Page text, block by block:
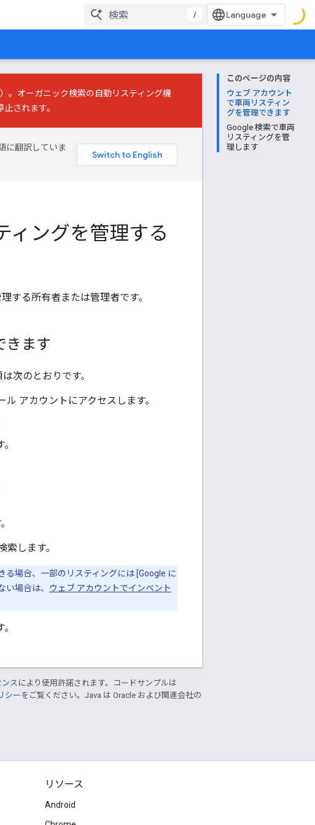
/
このページの内容
ウェブ アカウント
で車両リスティン
グを管理できます
Google 検索で車両
リスティングを管
理します
。オーガニック検索の自動リスティング機
されます。
に翻訳していま
ィングを管理する
する所有者または管理者です。
きます
次のとおりです。
アカウントにアクセスします。
します。
場合、一部のリスティングには [Google に
場合は、
ウェブ アカウントでインベント
ス により使用許諾されます。コードサンプルは
シーをご覧ください。Java は Oracle および関連会社の
リソース
Android